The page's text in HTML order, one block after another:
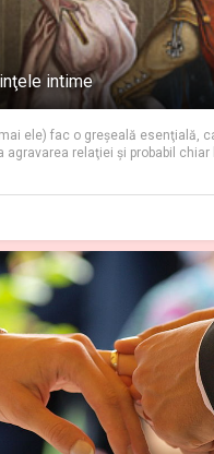
intime
ele) fac o greşeală esenţială,
agravarea relaţiei şi probabil chiar